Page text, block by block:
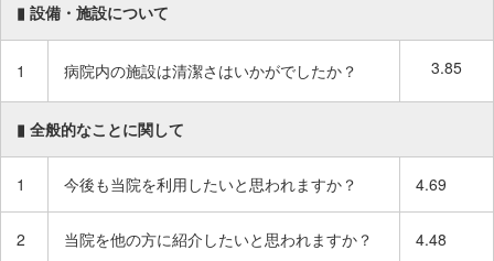
▮ 設備・施設について
1 病院内の施設は清潔さはいかがでしたか？ 3.85
▮ 全般的なことに関して
1 今後も当院を利用したいと思われますか？ 4.69
2 当院を他の方に紹介したいと思われますか？ 4.48